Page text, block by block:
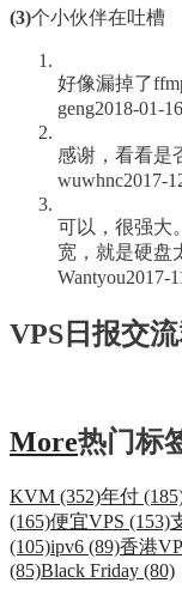
(3)个小伙伴在吐槽
好像漏掉了
geng2018-01-
感谢，看看是
wuwhnc2017-
可以，很强大
宽，就是硬盘
Wantyou2017-
VPS日报交
More热门标
KVM (352)年付
(165)便宜VPS (153)
(105)ipv6 (89)香港
(85)Black Friday (80)